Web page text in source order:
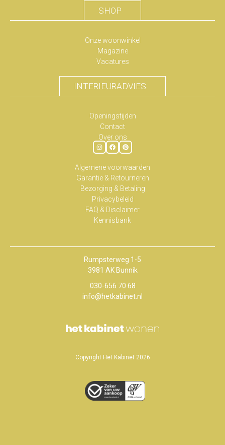
SHOP
Onze woonwinkel
Magazine
Vacatures
INTERIEURADVIES
Openingstijden
Contact
Over ons
Algemene voorwaarden
Garantie & Retourneren
Bezorging & Betaling
Privacybeleid
FAQ & Disclaimer
Kennisbank
Rumpsterweg 1-5
3981 AK Bunnik
030-656 70 68
info@hetkabinet.nl
Copyright Het Kabinet 2026